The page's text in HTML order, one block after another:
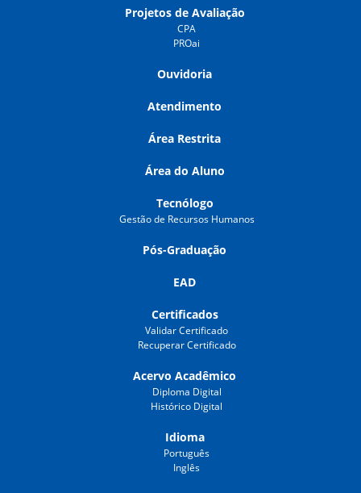
Projetos de Avaliação
CPA
PROai
Ouvidoria
Atendimento
Área Restrita
Área do Aluno
Tecnólogo
Gestão de Recursos Humanos
Pós-Graduação
EAD
Certificados
Validar Certificado
Recuperar Certificado
Acervo Acadêmico
Diploma Digital
Histórico Digital
Idioma
Português
Inglês